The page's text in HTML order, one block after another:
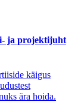
ja projektijuht
käigus
ära hoida.